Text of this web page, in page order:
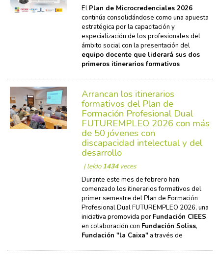
El Plan de Microcredenciales 2026
continúa consolidándose como una apuesta
estratégica por la capacitación y
especialización de los profesionales del
ámbito social con la presentación del
equipo docente que liderará sus dos
primeros itinerarios formativos
Arrancan los itinerarios
formativos del Plan de
Formación Profesional Dual
FUTUREMPLEO 2026 con más
de 50 jóvenes con
discapacidad intelectual y del
desarrollo
| leído1434veces
Durante este mes de febrero han
comenzado los itinerarios formativos del
primer semestre del Plan de Formación
Profesional Dual FUTUREMPLEO 2026, una
iniciativa promovida por Fundación CIEES,
en colaboración con Fundación Soliss,
Fundación "la Caixa"a través de